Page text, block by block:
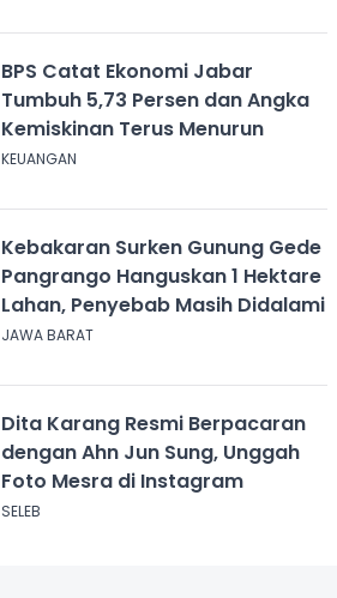
BPS Catat Ekonomi Jabar
Tumbuh 5,73 Persen dan Angka
Kemiskinan Terus Menurun
KEUANGAN
Kebakaran Surken Gunung Gede
Pangrango Hanguskan 1 Hektare
Lahan, Penyebab Masih Didalami
JAWA BARAT
Dita Karang Resmi Berpacaran
dengan Ahn Jun Sung, Unggah
Foto Mesra di Instagram
SELEB